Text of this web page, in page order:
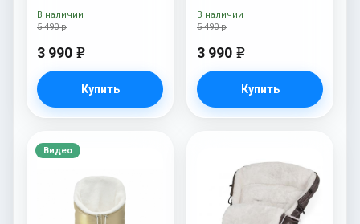
5 490 р
3 990 e
Купить
В наличии
5 490 р
3 990 e
Купить
В наличии
Видео